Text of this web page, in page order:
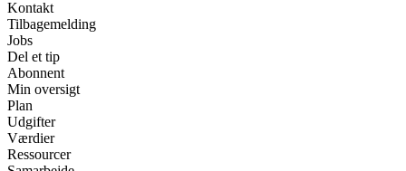
Kontakt
Tilbagemelding
Jobs
Del et tip
Abonnent
Min oversigt
Plan
Udgifter
Værdier
Ressourcer